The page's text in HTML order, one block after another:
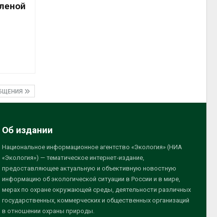
Об издании
Национальное информационное агентство «Экология» (НИА
«Экология») — тематическое интернет-издание,
предоставляющее актуальную и объективную новостную
информацию об экологической ситуации в России и в мире,
мерах по охране окружающей среды, деятельности различных
государственных, коммерческих и общественных организаций
в отношении охраны природы.